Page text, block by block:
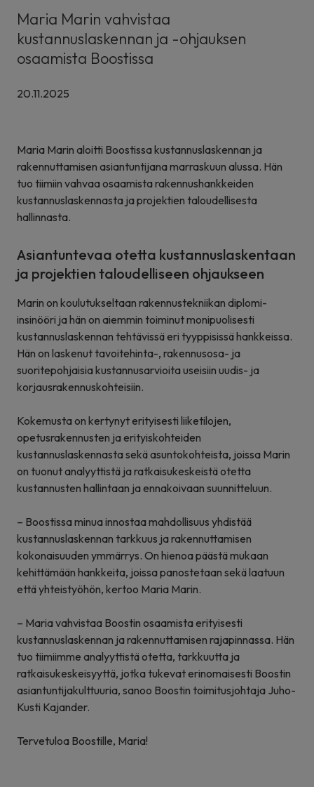
Maria Marin vahvistaa
kustannuslaskennan ja -ohjauksen
osaamista Boostissa
20.11.2025
Maria Marin aloitti Boostissa kustannuslaskennan ja
rakennuttamisen asiantuntijana marraskuun alussa. Hän
tuo tiimiin vahvaa osaamista rakennushankkeiden
kustannuslaskennasta ja projektien taloudellisesta
hallinnasta.
Asiantuntevaa otetta kustannuslaskentaan
ja projektien taloudelliseen ohjaukseen
Marin on koulutukseltaan rakennustekniikan diplomi-
insinööri ja hän on aiemmin toiminut monipuolisesti
kustannuslaskennan tehtävissä eri tyyppisissä hankkeissa.
Hän on laskenut tavoitehinta-, rakennusosa- ja
suoritepohjaisia kustannusarvioita useisiin uudis- ja
korjausrakennuskohteisiin.
Kokemusta on kertynyt erityisesti liiketilojen,
opetusrakennusten ja erityiskohteiden
kustannuslaskennasta sekä asuntokohteista, joissa Marin
on tuonut analyyttistä ja ratkaisukeskeistä otetta
kustannusten hallintaan ja ennakoivaan suunnitteluun.
– Boostissa minua innostaa mahdollisuus yhdistää
kustannuslaskennan tarkkuus ja rakennuttamisen
kokonaisuuden ymmärrys. On hienoa päästä mukaan
kehittämään hankkeita, joissa panostetaan sekä laatuun
että yhteistyöhön, kertoo Maria Marin.
– Maria vahvistaa Boostin osaamista erityisesti
kustannuslaskennan ja rakennuttamisen rajapinnassa. Hän
tuo tiimiimme analyyttistä otetta, tarkkuutta ja
ratkaisukeskeisyyttä, jotka tukevat erinomaisesti Boostin
asiantuntijakulttuuria, sanoo Boostin toimitusjohtaja Juho-
Kusti Kajander.
Tervetuloa Boostille, Maria!